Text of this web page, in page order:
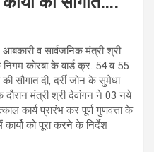
व सार्वजनिक मंत्री श्री
कोरबा के वार्ड क्र. 54 व 55
सौगात दी, दर्री जोन के सुमेधा
मंत्री श्री देवांगन ने 03 नये
कार्य प्रारंभ कर पूर्ण गुणवत्ता के
को पूरा करने के निर्देश